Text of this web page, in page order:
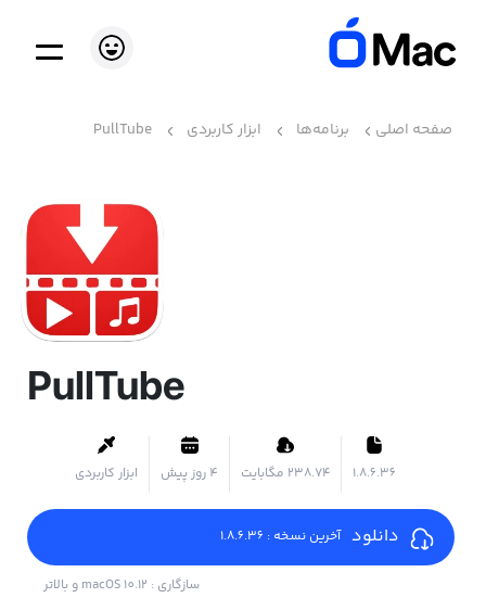
صفحه اصلی برنامه‌ها ابزار کاربردی PullTube
PullTube
1.8.6.36 ۲۳۸.۷۴ مگابایت 4 روز پیش ابزار کاربردی
دانلود آخرین نسخه : 1.8.6.36
سازگاری : macOS 10.12 و بالاتر